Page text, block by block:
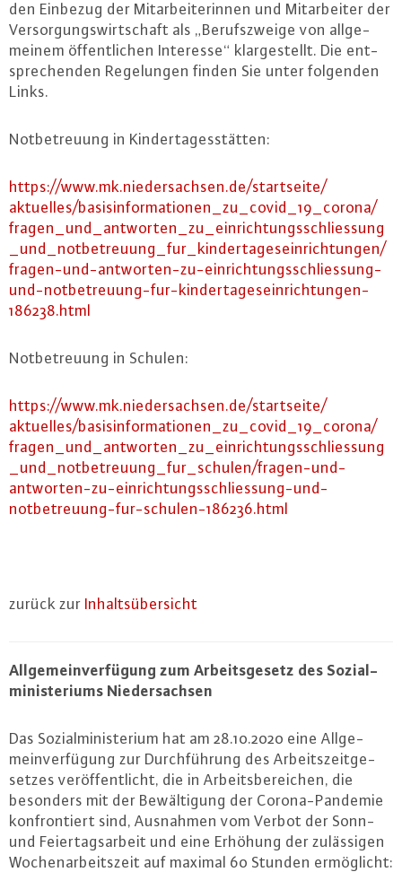
den Einbezug der Mit­ar­bei­te­rin­nen und Mit­ar­bei­ter der
Ver­sor­gungs­wirt­schaft als „Be­rufs­zwei­ge von all­ge­
mei­nem öf­fent­li­chen Interesse“ klar­ge­stellt. Die ent­
spre­chen­den Re­ge­lun­gen finden Sie unter folgenden
Links.
Not­be­treu­ung in Kin­der­ta­ges­stät­ten:
https://​www.​mk.​niedersachsen.​de/​startseite/​
aktuelles/​basisinformationen_​zu_​covid_​19_​corona/​
fragen_​und_​antworten_​zu_​ein​rich​tung​ssch​lies​sung​
_​und_​notbetreuung_​fur_​kin​dert​ages​einr​icht​unge​n/​
fragen-​und-​antworten-​zu-​ein​rich​tung​ssch​lies​sung-​
und-​notbetreuung-​fur-​kin​dert​ages​einr​icht​unge​n-​
186238.​html
Not­be­treu­ung in Schulen:
https://​www.​mk.​niedersachsen.​de/​startseite/​
aktuelles/​basisinformationen_​zu_​covid_​19_​corona/​
fragen_​und_​antworten_​zu_​ein​rich​tung​ssch​lies​sung​
_​und_​notbetreuung_​fur_​schulen/​fragen-​und-​
antworten-​zu-​ein​rich​tung​ssch​lies​sung-​und-​
notbetreuung-​fur-​schulen-​186236.​html
zurück zur In­halts­über­sicht
All­ge­mein­ver­fü­gung zum Ar­beits­ge­setz des So­zi­al­
mi­nis­te­ri­ums Nie­der­sach­sen
Das So­zi­al­mi­nis­te­ri­um hat am 28.10.2020 eine All­ge­
mein­ver­fü­gung zur Durch­füh­rung des Ar­beits­zeit­ge­
set­zes ver­öf­fent­licht, die in Ar­beits­be­rei­chen, die
besonders mit der Be­wäl­ti­gung der Co­ro­na-Pan­de­mie
kon­fron­tiert sind, Ausnahmen vom Verbot der Sonn-
und Fei­er­tags­ar­beit und eine Erhöhung der zu­läs­si­gen
Wo­chen­ar­beits­zeit auf maximal 60 Stunden er­mög­licht: